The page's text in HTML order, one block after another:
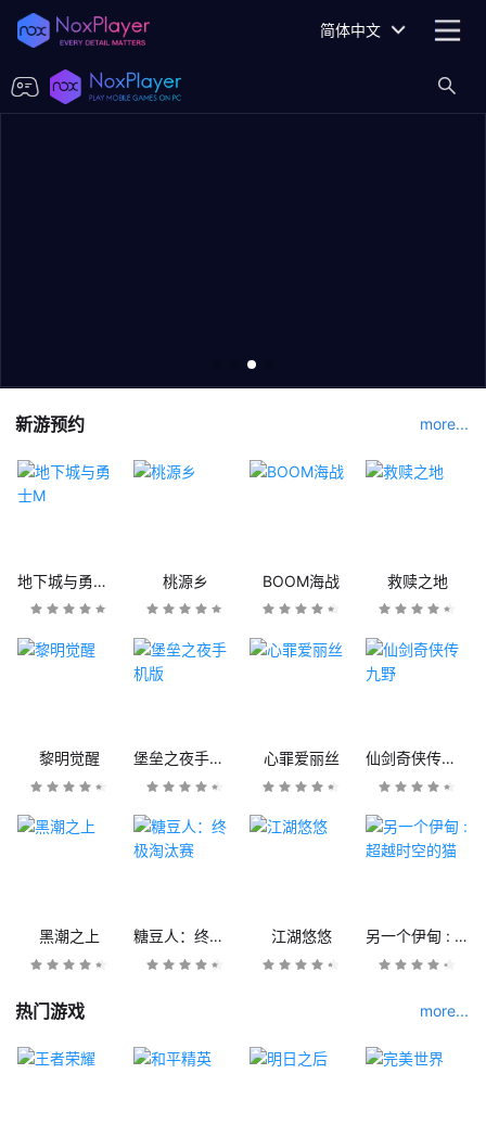
简体中文
新游预约 more...
地下城与勇士M 桃源乡 BOOM海战 救赎之地
黎明觉醒 堡垒之夜手机版 心罪爱丽丝 仙剑奇侠传九野
黑潮之上 糖豆人：终极淘汰赛 江湖悠悠 另一个伊甸 : 超越时空的猫
热门游戏 more...